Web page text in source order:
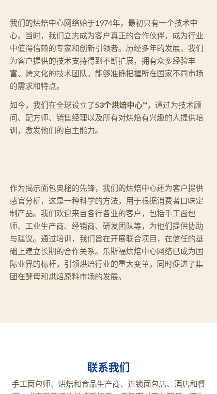
我们的烘焙中心网络始于1974年，最初只有一个技术中
心。当时，我们立志成为客户真正的合作伙伴，成为行业
中值得信赖的专家和创新引领者。历经多年的发展，我们
为客户提供的技术支持得到不断扩展，拥有众多经验丰
富、跨文化的技术团队，能够准确把握所在国家不同市场
的需求和特点。
如今，我们在全球设立了53个烘焙中心™ ，通过为技术顾
问、配方师、销售经理以及所有对烘焙有兴趣的人提供培
训，激发他们的自主能力。
作为揭示面包奥秘的先锋，我们的烘焙中心还为客户提供
感官分析，这是一种科学的方法，用于根据消费者口味定
制产品。我们欢迎来自各行各业的客户，包括手工面包
师、工业生产商、经销商、研发团队等，为他们提供协助
与建议。通过培训，我们旨在开展联合项目，在信任的基
础上建立长期的合作关系。乐斯福烘焙中心网络已成为国
际业界的标杆，引领烘焙行业的重大变革，同时促进了集
团在酵母和烘焙原料市场的发展。
联系我们
手工面包师、烘焙和食品生产商、连锁面包店、酒店和餐